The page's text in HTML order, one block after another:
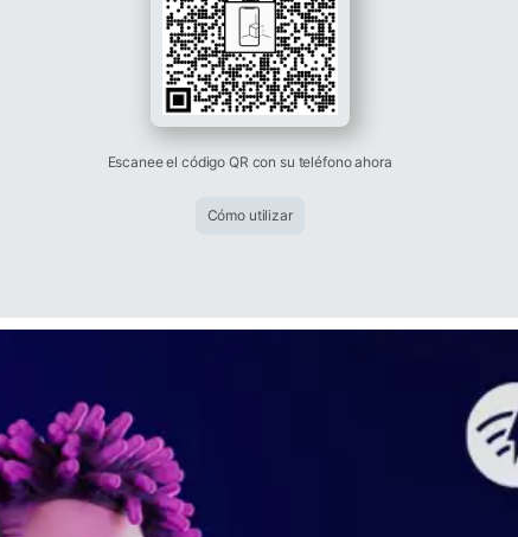
Escanee el código QR con su teléfono ahora
Cómo utilizar